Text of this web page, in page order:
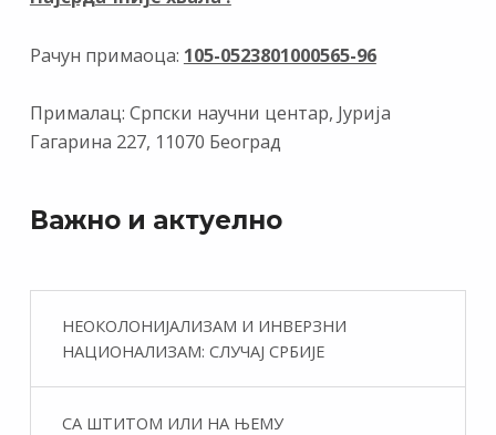
Рачун примаоца: 105-0523801000565-96
Прималац: Српски научни центар, Јурија
Гагарина 227, 11070 Београд
Важно и актуелно
НЕОКОЛОНИЈАЛИЗАМ И ИНВЕРЗНИ
НАЦИОНАЛИЗАМ: СЛУЧАЈ СРБИЈЕ
СА ШТИТОМ ИЛИ НА ЊЕМУ